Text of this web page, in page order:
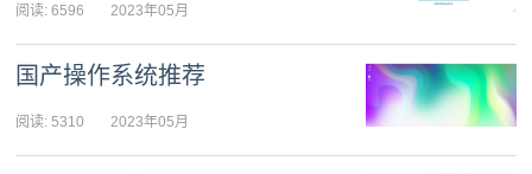
阅读: 6596
2023年05月
04日 09:01:23
国产操作系统推荐
阅读: 5310
2023年05月
03日 09:02:22